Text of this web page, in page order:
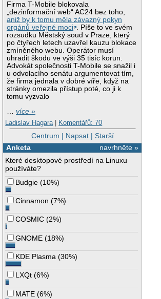
Firma T-Mobile blokovala
„dezinformační web“ AC24 bez toho,
aniž by k tomu měla závazný pokyn
orgánů veřejné moci . Píše to ve svém
rozsudku Městský soud v Praze, který
po čtyřech letech uzavřel kauzu blokace
zmíněného webu. Operátor musí
uhradit škodu ve výši 35 tisíc korun.
Advokát společnosti T-Mobile se snažil i
u odvolacího senátu argumentovat tím,
že firma jednala v dobré víře, když na
stránky omezila přístup poté, co ji k
tomu vyzvalo
…více »
Ladislav Hagara | Komentářů: 70
Centrum | Napsat| Starší
navrhněte »
Anketa
Které desktopové prostředí na Linuxu
používáte?
Budgie (10%)
Cinnamon (7%)
COSMIC (2%)
GNOME (18%)
KDE Plasma (30%)
LXQt (6%)
MATE (6%)